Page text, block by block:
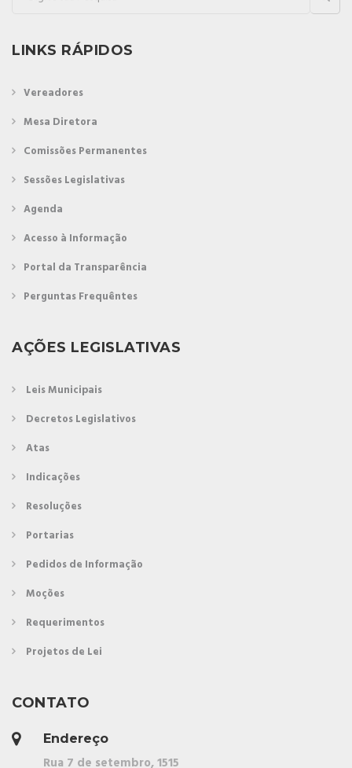
LINKS RÁPIDOS
Vereadores
Mesa Diretora
Comissões Permanentes
Sessões Legislativas
Agenda
Acesso à Informação
Portal da Transparência
Perguntas Frequêntes
AÇÕES LEGISLATIVAS
Leis Municipais
Decretos Legislativos
Atas
Indicações
Resoluções
Portarias
Pedidos de Informação
Moções
Requerimentos
Projetos de Lei
CONTATO
Endereço
Rua 7 de setembro, 1515